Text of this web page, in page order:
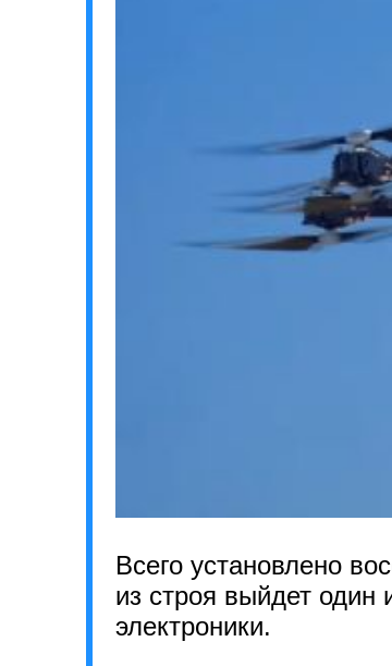
Всего установлено
из строя выйдет один
электроники.